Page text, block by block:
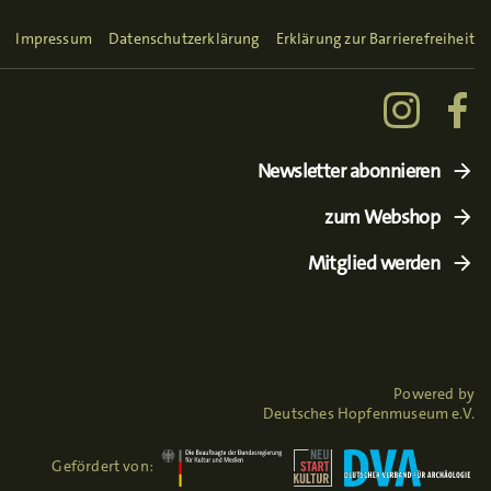
Impressum Datenschutzerklärung Erklärung zur Barrierefreiheit
Newsletter abonnieren
zum Webshop
Mitglied werden
Powered by
Deutsches Hopfenmuseum e.V.
Gefördert von: